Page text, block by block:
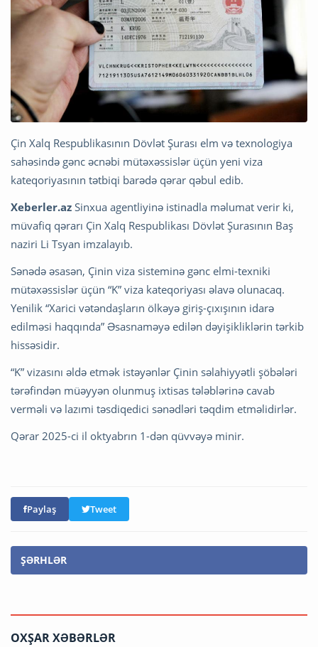
Çin Xalq Respublikasının Dövlət Şurası elm və texnologiya
sahəsində gənc əcnəbi mütəxəssislər üçün yeni viza
kateqoriyasının tətbiqi barədə qərar qəbul edib.
Xeberler.az Sinxua agentliyinə istinadla məlumat verir ki,
müvafiq qərarı Çin Xalq Respublikası Dövlət Şurasının Baş
naziri Li Tsyan imzalayıb.
Sənədə əsasən, Çinin viza sisteminə gənc elmi-texniki
mütəxəssislər üçün “K” viza kateqoriyası əlavə olunacaq.
Yenilik “Xarici vətəndaşların ölkəyə giriş-çıxışının idarə
edilməsi haqqında” Əsasnaməyə edilən dəyişikliklərin tərkib
hissəsidir.
“K” vizasını əldə etmək istəyənlər Çinin səlahiyyətli şöbələri
tərəfindən müəyyən olunmuş ixtisas tələblərinə cavab
verməli və lazımi təsdiqedici sənədləri təqdim etməlidirlər.
Qərar 2025-ci il oktyabrın 1-dən qüvvəyə minir.
Paylaş Tweet
ŞƏRHLƏR
OXŞAR XƏBƏRLƏR